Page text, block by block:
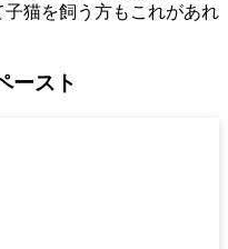
猫を飼う方もこれがあれ
ースト